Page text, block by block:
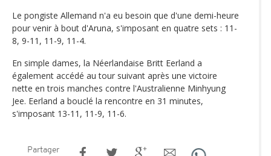
Le pongiste Allemand n'a eu besoin que d'une demi-heure
pour venir à bout d'Aruna, s'imposant en quatre sets : 11-
8, 9-11, 11-9, 11-4.
En simple dames, la Néerlandaise Britt Eerland a
également accédé au tour suivant après une victoire
nette en trois manches contre l'Australienne Minhyung
Jee. Eerland a bouclé la rencontre en 31 minutes,
s'imposant 13-11, 11-9, 11-6.
Partager